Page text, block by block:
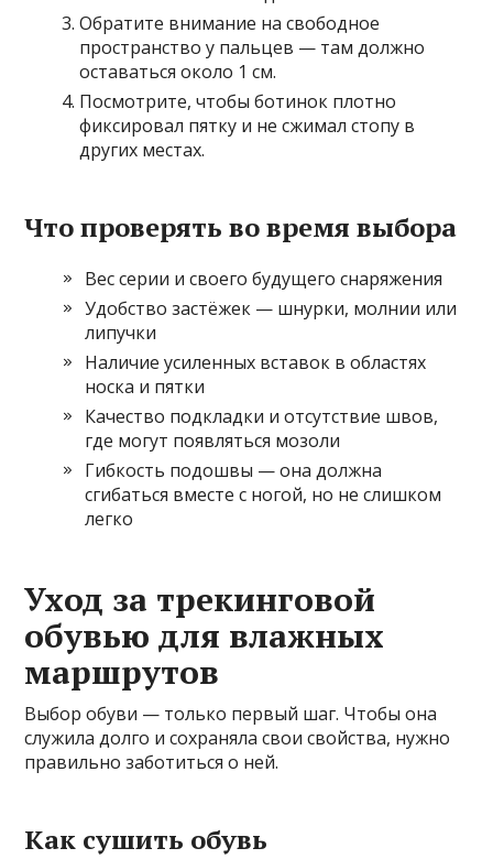
Обратите внимание на свободное
пространство у пальцев — там должно
оставаться около 1 см.
Посмотрите, чтобы ботинок плотно
фиксировал пятку и не сжимал стопу в
других местах.
Что проверять во время выбора
Вес серии и своего будущего снаряжения
Удобство застёжек — шнурки, молнии или
липучки
Наличие усиленных вставок в областях
носка и пятки
Качество подкладки и отсутствие швов,
где могут появляться мозоли
Гибкость подошвы — она должна
сгибаться вместе с ногой, но не слишком
легко
Уход за трекинговой
обувью для влажных
маршрутов
Выбор обуви — только первый шаг. Чтобы она
служила долго и сохраняла свои свойства, нужно
правильно заботиться о ней.
Как сушить обувь